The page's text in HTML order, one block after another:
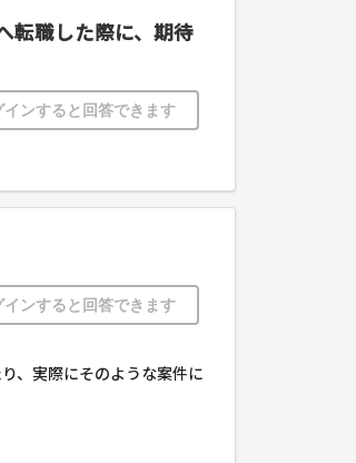
転職した際に、期待
インすると回答できます
インすると回答できます
、実際にそのような案件に